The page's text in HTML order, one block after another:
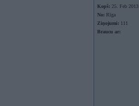
Kopš: 25. Feb 2013
No: Rīga
Ziņojumi: 111
Braucu ar: